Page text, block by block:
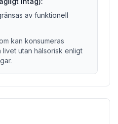
av funktionell
kan konsumeras
utan hälsorisk enligt